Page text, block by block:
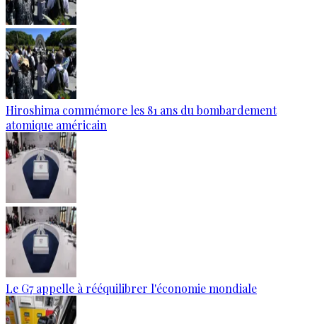
Hiroshima commémore les 81 ans du bombardement
atomique américain
Le G7 appelle à rééquilibrer l'économie mondiale